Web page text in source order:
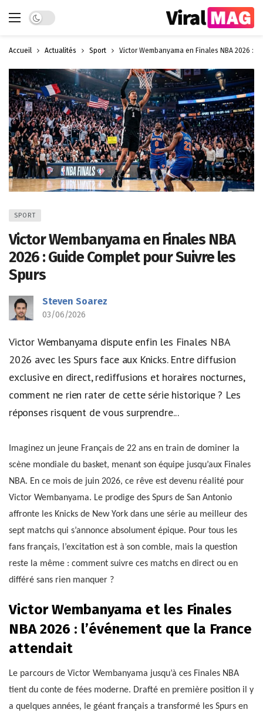
Dark mode
Accueil Actualités Sport Victor Wembanyama en Finales NBA 2026 :
SPORT
Victor Wembanyama en Finales NBA
2026 : Guide Complet pour Suivre les
Spurs
Steven Soarez
03/06/2026
Victor Wembanyama dispute enfin les Finales NBA
2026 avec les Spurs face aux Knicks. Entre diffusion
exclusive en direct, rediffusions et horaires nocturnes,
comment ne rien rater de cette série historique ? Les
réponses risquent de vous surprendre...
Imaginez un jeune Français de 22 ans en train de dominer la
scène mondiale du basket, menant son équipe jusqu’aux Finales
NBA. En ce mois de juin 2026, ce rêve est devenu réalité pour
Victor Wembanyama. Le prodige des Spurs de San Antonio
affronte les Knicks de New York dans une série au meilleur des
sept matchs qui s’annonce absolument épique. Pour tous les
fans français, l’excitation est à son comble, mais la question
reste la même : comment suivre ces matchs en direct ou en
différé sans rien manquer ?
Victor Wembanyama et les Finales
NBA 2026 : l’événement que la France
attendait
Le parcours de Victor Wembanyama jusqu’à ces Finales NBA
tient du conte de fées moderne. Drafté en première position il y
a quelques années, le géant français a transformé les Spurs en